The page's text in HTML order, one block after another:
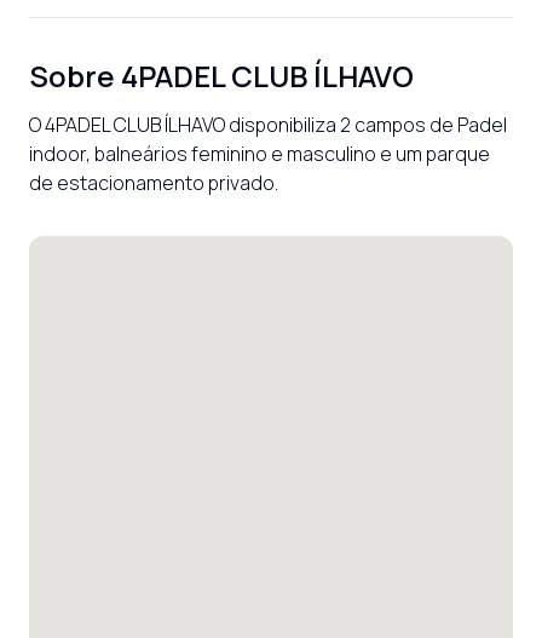
Sobre 4PADEL CLUB ÍLHAVO
O 4PADEL CLUB ÍLHAVO disponibiliza 2 campos de Padel
indoor, balneários feminino e masculino e um parque
de estacionamento privado.